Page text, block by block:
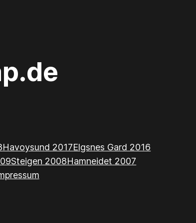
Havoysund 2017Elgsnes Gard 2016
Steigen 2008Hamneidet 2007